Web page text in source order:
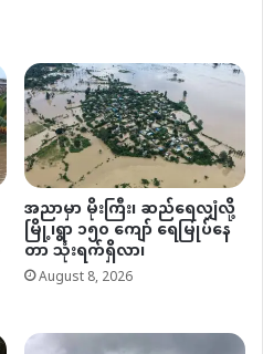
အညာမှာ မိုးကြီး၊ ဆည်ရေလျှံလို့
မြို့၊ရွာ ၁၅၀ ကျော် ရေမြုပ်နေ
တာ သုံးရက်ရှိလာ၊
August 8, 2026